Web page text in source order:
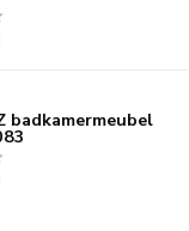
badkamermeubel